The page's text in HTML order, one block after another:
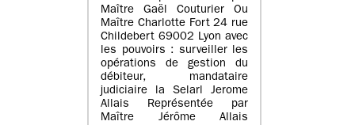
Maître Gaël Couturier Ou
Maître Charlotte Fort 24 rue
Childebert 69002 Lyon avec
les pouvoirs : surveiller les
opérations de gestion du
débiteur, mandataire
judiciaire la Selarl Jerome
Allais Représentée par
Maître Jérôme Allais